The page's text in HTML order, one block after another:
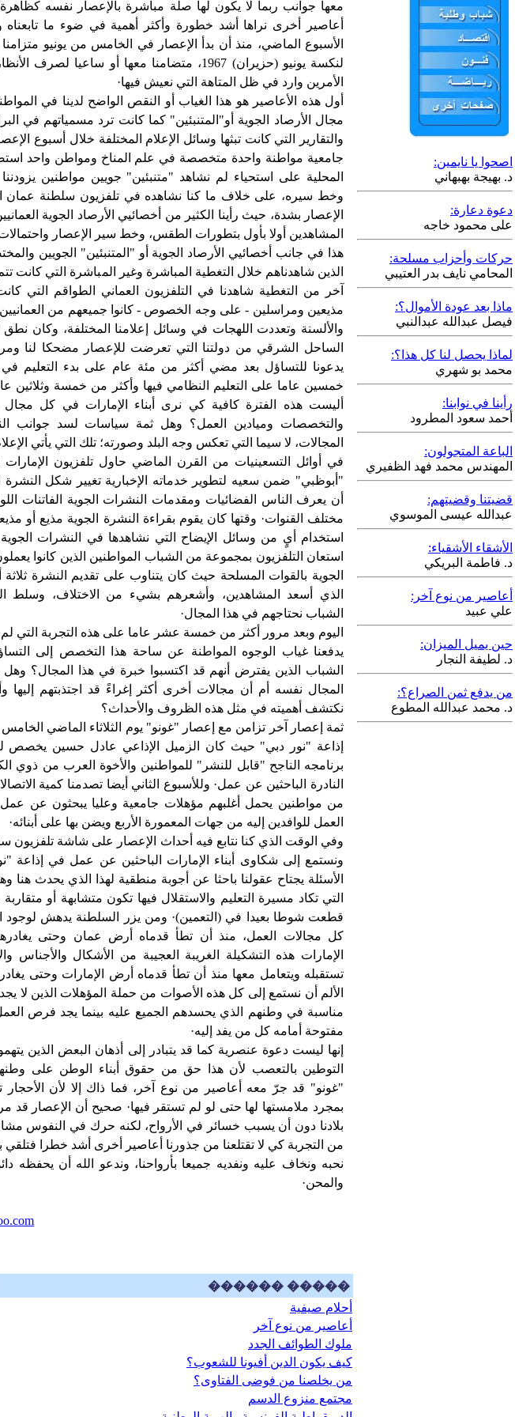
معها جوانب ربما لا يكون لها صلة مباشرة بالإعصار نفسه كظاهرة
أعاصير أخرى نراها أشد خطورة وأكثر أهمية في ضوء ما
الأسبوع الماضي، منذ أن بدأ الإعصار في الخامس من يونيو
لنكسة يونيو (حزيران) 1967، متضامنا معها أو ساعيا
الأمرين وارد في ظل المتاهة التي نعيش فيها·
أول هذه الأعاصير هو هذا الغياب أو النقص الواضح لدينا في
مجال الأرصاد الجوية أو"المتنبئين" كما كانت ترد مسمياتهم في
والتقارير التي كانت تبثها وسائل الإعلام المختلفة خلال أسبوع
جامعية مواطنة واحدة متخصصة في علم المناخ ومواطن واحد
المحلية على استحياء لم نشاهد "متنبئين" جويين مواطنين يزودننا
وخط سيره، على خلاف ما كنا نشاهده في تلفزيون سلطنة عمان
الإعصار بشدة، حيث رأينا الكثير من أخصائيي الأرصاد الجوية
المشاهدين أولا بأول بتطورات الطقس، وخط سير الإعصار واحتمالات
هذا في جانب أخصائيي الأرصاد الجوية أو "المتنبئين" الجويين
الذين شاهدناهم خلال التغطية المباشرة وغير المباشرة التي كانت
آخر من التغطية شاهدنا في التلفزيون العماني الطواقم التي
مذيعين ومراسلين - على وجه الخصوص - كانوا جميعهم من العمانيين
والألسنة وتعددت اللهجات في وسائل إعلامنا المختلفة، وكان
الساحل الشرقي من دولتنا التي تعرضت للإعصار مضحكا لنا
يدعونا للتساؤل بعد مضي أكثر من مئة عام على بدء التعليم في
خمسين عاما على التعليم النظامي فيها وأكثر من خمسة وثلاثين
أليست هذه الفترة كافية كي نرى أبناء الإمارات في كل
والتخصصات وميادين العمل؟ وهل ثمة سياسات لسد جوانب
المجالات، لا سيما التي تعكس وجه البلد وصورته؛ تلك التي يأتي
في أوائل التسعينيات من القرن الماضي حاول تلفزيون الإمارات
"أبوظبي" ضمن سعيه لتطوير خدماته الإخبارية تغيير شكل النشرة
أن يعرف الناس الفضائيات ومقدمات النشرات الجوية الفاتنات
مختلف القنوات· وقتها كان يقوم بقراءة النشرة الجوية مذيع أو
استخدام أيٍ من وسائل الإيضاح التي نشاهدها في النشرات
استعان التلفزيون بمجموعة من الشباب المواطنين الذين كانوا
الجوية بالقوات المسلحة حيث كان يتناوب على تقديم النشرة ثلاثة
الذي أسعد المشاهدين، وأشعرهم بشيء من الاختلاف، وسلط
الشباب نحتاجهم في هذا المجال·
اليوم وبعد مرور أكثر من خمسة عشر عاما على هذه التجربة التي لم
يدفعنا غياب الوجوه المواطنة عن ساحة هذا التخصص إلى
الشباب الذين يفترض أنهم قد اكتسبوا خبرة في هذا المجال؟ وهل
المجال نفسه أم أن مجالات أخرى أكثر إغراءً قد اجتذبتهم
نكتشف أهميته في مثل هذه الظروف والأحداث؟
ثمة إعصار آخر تزامن مع إعصار "غونو" يوم الثلاثاء الماضي الخامس
إذاعة "نور دبي" حيث كان الزميل الإذاعي عادل حسين يخصص
برنامجه الناجح "قابل للنشر" للمواطنين والأخوة العرب من ذوي
النادرة الباحثين عن عمل· وللأسبوع الثاني أيضا تصدمنا كمية
من مواطنين يحمل أغلبهم مؤهلات جامعية وعليا يبحثون عن
العمل للوافدين إليه من جهات المعمورة الأربع ويضن بها على أبنائه·
وفي الوقت الذي كنا نتابع فيه أحداث الإعصار على شاشة تلفزيون
ونستمع إلى شكاوى أبناء الإمارات الباحثين عن عمل في إذاعة
الأسئلة يجتاح عقولنا باحثا عن أجوبة منطقية لهذا الذي يحدث
التي تكاد مسيرة التعليم والاستقلال فيها تكون متشابهة أو
قطعت شوطا بعيدا في (التعمين)· ومن يزر السلطنة يدهش لوجود
كل مجالات العمل، منذ أن تطأ قدماه أرض عمان وحتى يغادرها،
الإمارات هذه التشكيلة الغريبة العجيبة من الأشكال والأجناس
تستقبله ويتعامل معها منذ أن تطأ قدماه أرض الإمارات وحتى
الألم أن نستمع إلى كل هذه الأصوات من حملة المؤهلات الذين لا
مناسبة في وطنهم الذي يحسدهم الجميع عليه بينما يجد فرص
مفتوحة أمامه كل من يفد إليه·
إنها ليست دعوة عنصرية كما قد يتبادر إلى أذهان البعض الذين
التوطين بالتعصب لأن هذا حق من حقوق أبناء الوطن على
"غونو" قد جرّ معه أعاصير من نوع آخر، فما ذاك إلا لأن الأحجار
بمجرد ملامستها لها حتى لو لم تستقر فيها· صحيح أن الإعصار قد
بلادنا دون أن يسبب خسائر في الأرواح، لكنه حرك في النفوس
من التجربة كي لا تقتلعنا من جذورنا أعاصير أخرى أشد خطرا فتلقي
نحبه ونخاف عليه ونفديه جميعا بأرواحنا، وندعو الله أن يحفظه
والمحن·
������ �����
أحلام صيفية
أعاصير من نوع آخر
ملوك الطوائف الجدد
كيف يكون الدين أفيونا للشعوب؟
من يخلصنا من فوضى الفتاوى؟
مجتمع منزوع الدسم
اصحوا يا نايمين:
د. بهيجة بهبهاني
دعوة دعارة:
على محمود خاجه
حركات وأحزاب مسلحة:
المحامي نايف بدر العتيبي
ماذا بعد عودة الأموال؟:
فيصل عبدالله عبدالنبي
لماذا يحصل لنا كل هذا؟:
محمد بو شهري
رأينا في نوابنا:
أحمد سعود المطرود
الباعة المتجولون:
المهندس محمد فهد الظفيري
قضيتنا وقضيتهم:
عبدالله عيسى الموسوي
الأشقاء الأشقياء:
د. فاطمة البريكي
أعاصير من نوع آخر:
علي عبيد
حين يميل الميزان:
د. لطيفة النجار
من يدفع ثمن الصراع؟:
د. محمد عبدالله المطوع